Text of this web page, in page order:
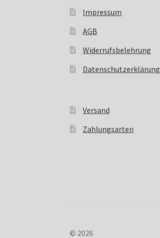
Impressum
AGB
Widerrufsbelehrung
Datenschutzerklärung
Versand
Zahlungsarten
© 2026